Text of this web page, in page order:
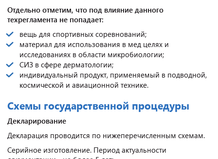
Отдельно отметим, что под влияние данного
техрегламента не попадает:
вещь для спортивных соревнований;
материал для использования в мед целях и
исследованиях в области микробиологии;
СИЗ в сфере дерматологии;
индивидуальный продукт, применяемый в подводной,
космической и авиационной технике.
Схемы государственной процедуры
Декларирование
Декларация проводится по нижеперечисленным схемам.
Серийное изготовление. Период актуальности